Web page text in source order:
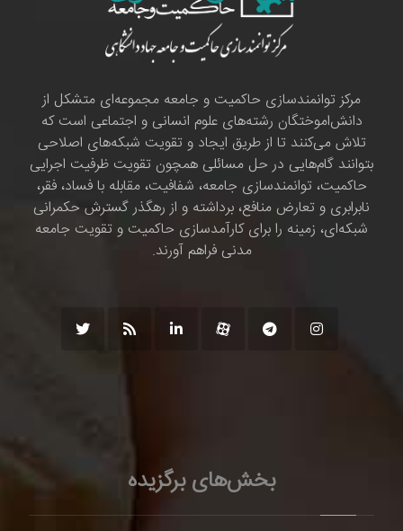
مرکز توانمندسازی حاکمیت و جامعه مجموعه‌ای متشکل از
دانش‌اموختگان رشته‌های علوم انسانی و اجتماعی است که
تلاش می‌کنند تا از طریق ایجاد و تقویت شبکه‌های اصلاحی
بتوانند گام‌هایی در حل مسائلی همچون تقویت ظرفیت اجرایی
حاکمیت، توانمندسازی جامعه، شفافیت، مقابله با فساد، فقر،
نابرابری و تعارض منافع، برداشته و از رهگذر گسترش حکمرانی
شبکه‌ای، زمینه را برای کارآمدسازی حاکمیت و تقویت جامعه
مدنی فراهم آورند.
بخش‌های برگزیده